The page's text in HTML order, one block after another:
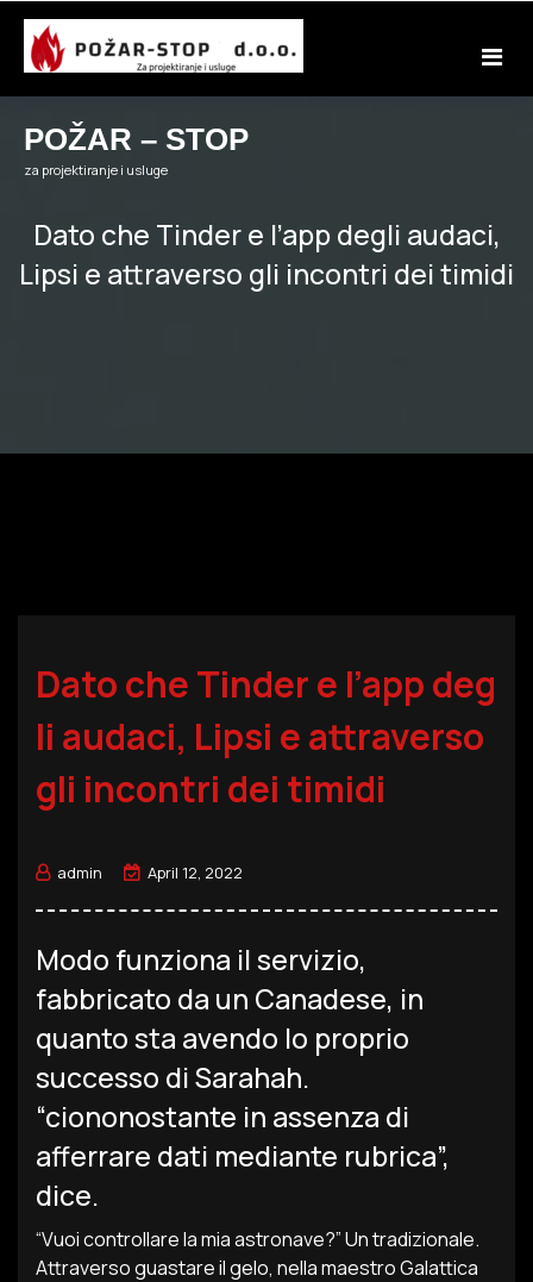
Skip
content
POŽAR – STOP
za projektiranje i usluge
Dato che Tinder e l’app degli audaci,
Lipsi e attraverso gli incontri dei timidi
Dato che Tinder e l’app deg
li audaci, Lipsi e attraverso
gli incontri dei timidi
admin April 12, 2022
Modo funziona il servizio,
fabbricato da un Canadese, in
quanto sta avendo lo proprio
successo di Sarahah.
“ciononostante in assenza di
afferrare dati mediante rubrica”,
dice.
“Vuoi controllare la mia astronave?” Un tradizionale.
Attraverso guastare il gelo, nella maestro Galattica